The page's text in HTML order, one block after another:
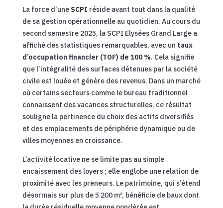
La force d’une SCPI réside avant tout dans la qualité
de sa gestion opérationnelle au quotidien. Au cours du
second semestre 2025, la SCPI Elysées Grand Large a
affiché des statistiques remarquables, avec un taux
d’occupation financier (TOF) de 100 %. Cela signifie
que l’intégralité des surfaces détenues par la société
civile est louée et génère des revenus. Dans un marché
où certains secteurs comme le bureau traditionnel
connaissent des vacances structurelles, ce résultat
souligne la pertinence du choix des actifs diversifiés
et des emplacements de périphérie dynamique ou de
villes moyennes en croissance.
L’activité locative ne se limite pas au simple
encaissement des loyers ; elle englobe une relation de
proximité avec les preneurs. Le patrimoine, qui s’étend
désormais sur plus de 5 200 m², bénéficie de baux dont